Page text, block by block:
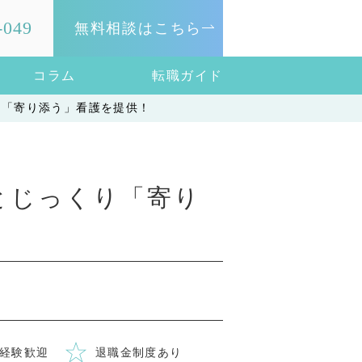
無料相談はこちら
コラム 転職ガイド
寄り添う」看護を提供！
っくり「寄り
験歓迎 退職金制度あり